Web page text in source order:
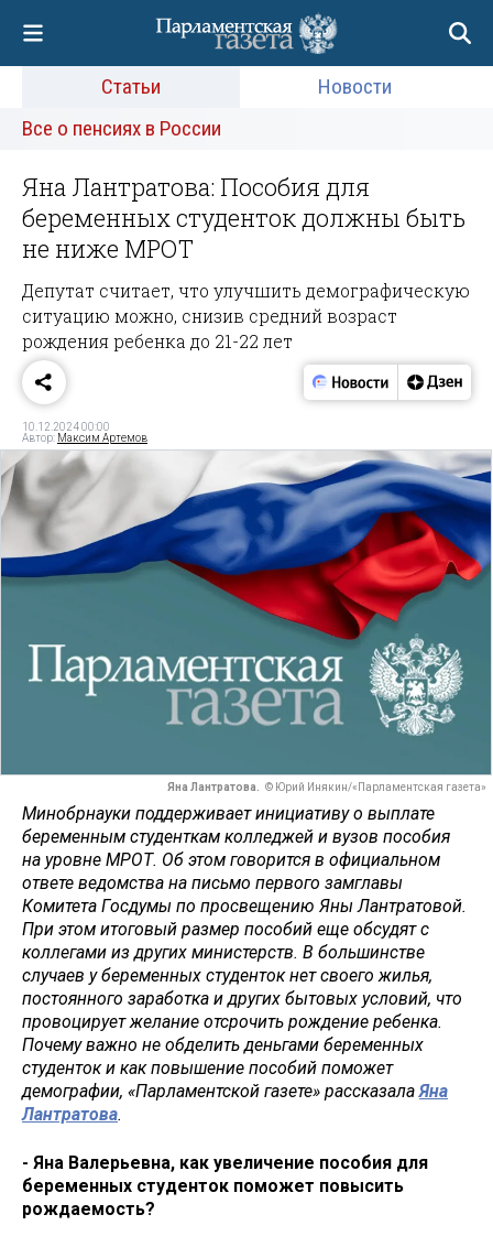
Статьи
Новости
Все о пенсиях в России
Яна Лантратова: Пособия для
беременных студенток должны быть
не ниже МРОТ
Депутат считает, что улучшить демографическую
ситуацию можно, снизив средний возраст
рождения ребенка до 21-22 лет
10.12.2024 00:00
Автор: Максим Артемов
Яна Лантратова. © Юрий Инякин/«Парламентская газета»
Минобрнауки поддерживает инициативу о выплате
беременным студенткам колледжей и вузов пособия
на уровне МРОТ. Об этом говорится в официальном
ответе ведомства на письмо первого замглавы
Комитета Госдумы по просвещению Яны Лантратовой.
При этом итоговый размер пособий еще обсудят с
коллегами из других министерств. В большинстве
случаев у беременных студенток нет своего жилья,
постоянного заработка и других бытовых условий, что
провоцирует желание отсрочить рождение ребенка.
Почему важно не обделить деньгами беременных
студенток и как повышение пособий поможет
демографии, «Парламентской газете» рассказалаЯна
Лантратова.
- Яна Валерьевна, как увеличение пособия для
беременных студенток поможет повысить
рождаемость?